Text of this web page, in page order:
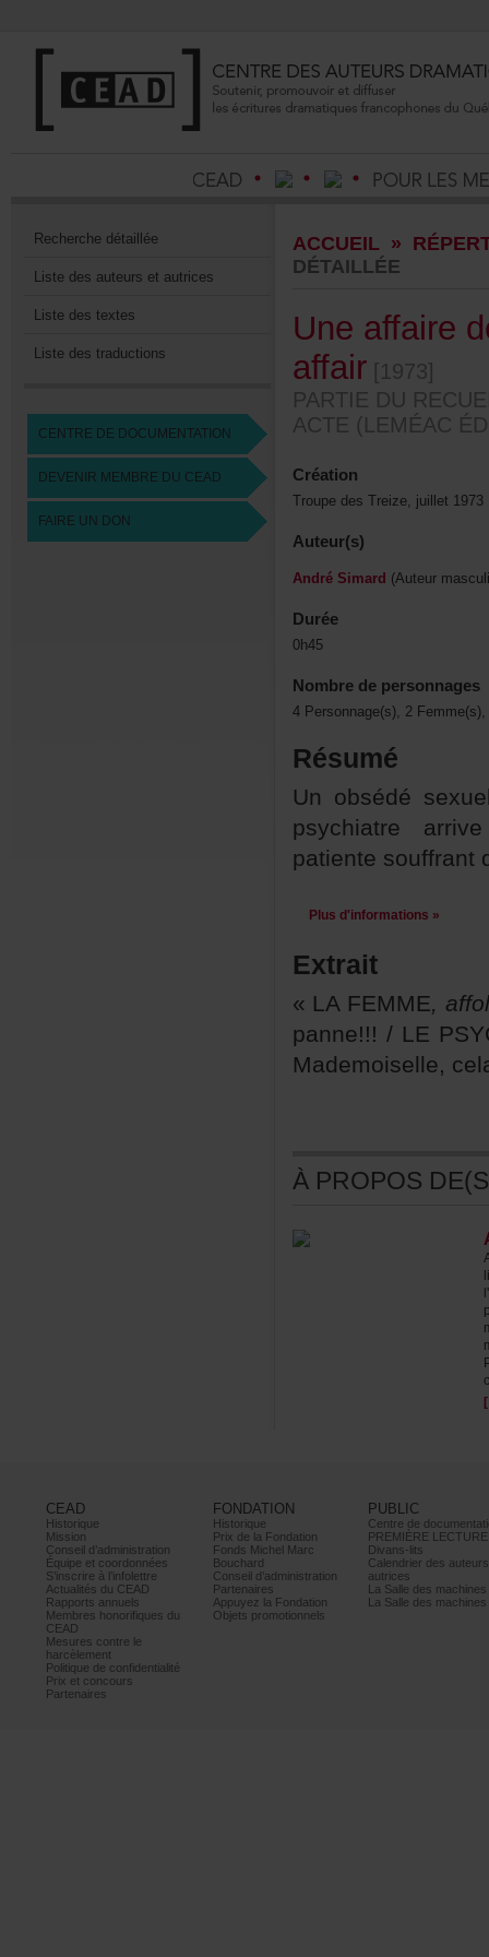
Recherchedétaillée
Listedesauteursetautrices
Listedestextes
Listedestraductions
CENTREDEDOCUMENTATION
DEVENIRMEMBREDUCEAD
FAIREUNDON
ACCUEIL»
DÉTAILLÉE
affair[1973]
Création
TroupedesTreize,juillet1973
Auteur(s)
AndréSimard
Durée
0h45
Nombredepersonnages
Résumé
Plusd'informations»
Extrait
«LAFEMME
panne!!!/
CEAD
Historique
Mission
Conseild’administration
Équipeetcoordonnées
S’inscrireàl’infolettre
ActualitésduCEAD
Rapportsannuels
Membreshonorifiquesdu
CEAD
Mesurescontrele
harcèlement
Politiquedeconfidentialité
Prixetconcours
Partenaires
FONDATION
Historique
PrixdelaFondation
FondsMichelMarc
Bouchard
Conseild’administration
Partenaires
AppuyezlaFondation
Objetspromotionnels
PUBLIC
PREMIÈRELECTURE
Divans-lits
autrices